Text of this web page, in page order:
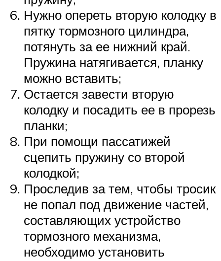
Нужно опереть вторую колодку в
пятку тормозного цилиндра,
потянуть за ее нижний край.
Пружина натягивается, планку
можно вставить;
Остается завести вторую
колодку и посадить ее в прорезь
планки;
При помощи пассатижей
сцепить пружину со второй
колодкой;
Проследив за тем, чтобы тросик
не попал под движение частей,
составляющих устройство
тормозного механизма,
необходимо установить